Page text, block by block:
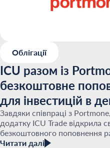
Облігації
ICU разом із
безкоштовне
для інвестицій в
Завдяки співпраці з
додатку ICU Trade відкрила
безкоштовного поповнення
Читати далі